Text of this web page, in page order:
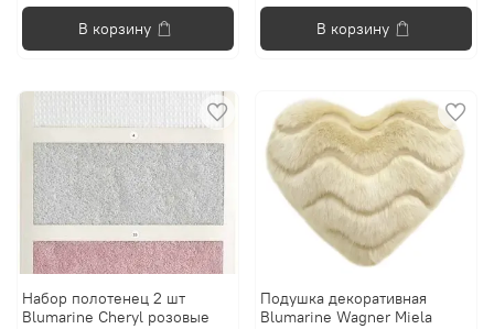
В корзину В корзину
Набор полотенец 2 шт
Blumarine Cheryl розовые
Подушка декоративная
Blumarine Wagner Miela